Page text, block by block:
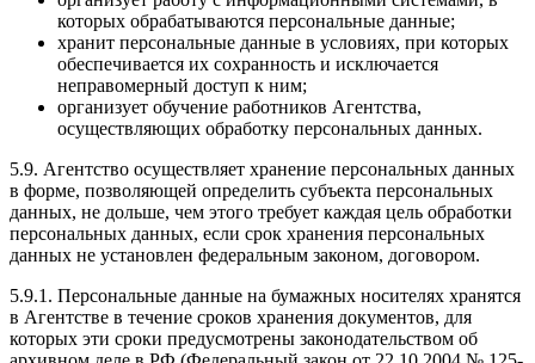
которых обрабатываются персональные данные;
хранит персональные данные в условиях, при которых
обеспечивается их сохранность и исключается
неправомерный доступ к ним;
организует обучение работников Агентства,
осуществляющих обработку персональных данных.
5.9. Агентство осуществляет хранение персональных данных
в форме, позволяющей определить субъекта персональных
данных, не дольше, чем этого требует каждая цель обработки
персональных данных, если срок хранения персональных
данных не установлен федеральным законом, договором.
5.9.1. Персональные данные на бумажных носителях хранятся
в Агентстве в течение сроков хранения документов, для
которых эти сроки предусмотрены законодательством об